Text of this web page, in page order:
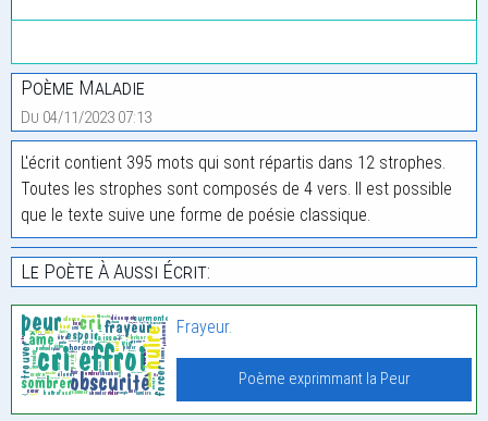
Poème Maladie
Du 04/11/2023 07:13
L'écrit contient 395 mots qui sont répartis dans 12 strophes.
Toutes les strophes sont composés de 4 vers. Il est possible
que le texte suive une forme de poésie classique.
Le Poète À Aussi Écrit:
Frayeur.
Poème exprimmant la Peur